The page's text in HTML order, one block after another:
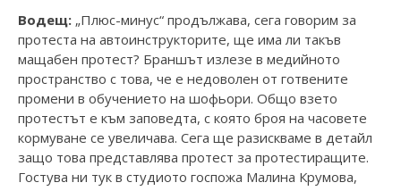
Водещ: „Плюс-минус“ продължава, сега говорим за
протеста на автоинструкторите, ще има ли такъв
мащабен протест? Браншът излезе в медийното
пространство с това, че е недоволен от готвените
промени в обучението на шофьори. Общо взето
протестът е към заповедта, с която броя на часовете
кормуване се увеличава. Сега ще разискваме в детайл
защо това представлява протест за протестиращите.
Гостува ни тук в студиото госпожа Малина Крумова,